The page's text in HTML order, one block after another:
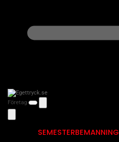
Företag
SEMESTERBEMANNING